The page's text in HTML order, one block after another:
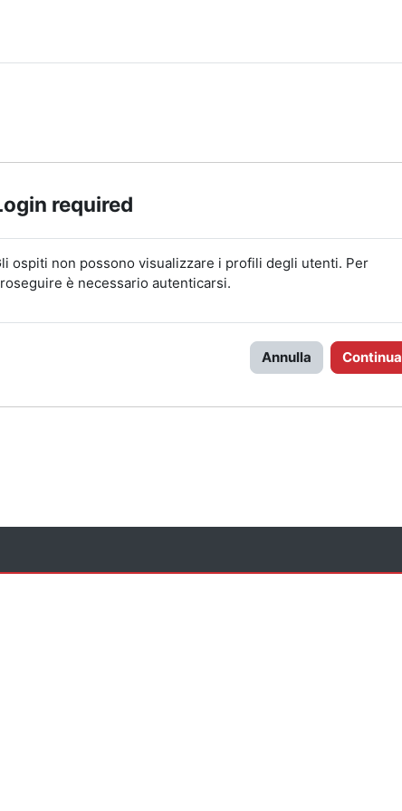
required
ospiti non possono visualizzare i profili degli utenti. Per
è necessario autenticarsi.
Annulla Continua